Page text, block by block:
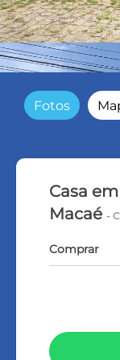
Fotos
Casa
Macaé -
Comprar